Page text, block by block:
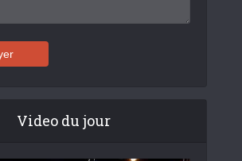
Video du jour